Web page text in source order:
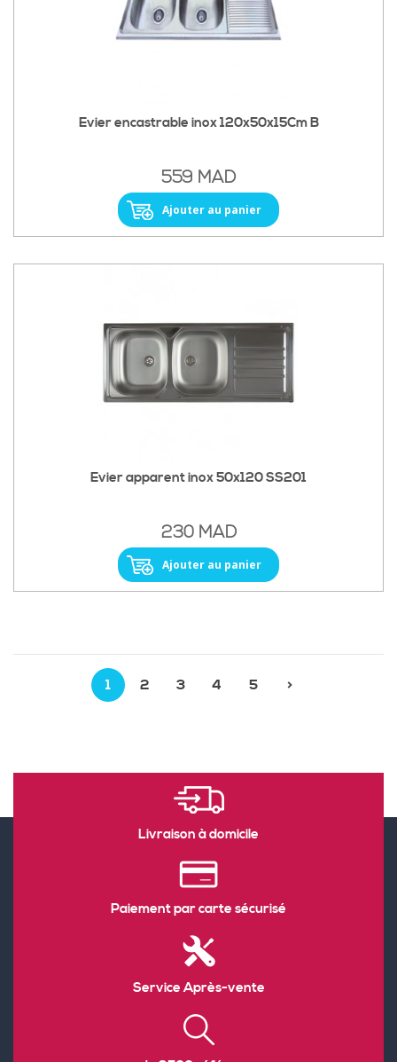
Evier encastrable inox 120x50x15Cm B
559 MAD
Ajouter au panier
Evier apparent inox 50x120 SS201
230 MAD
Ajouter au panier
1 2 3 4 5 >
Livraison à domicile
Paiement par carte sécurisé
Service Après-vente